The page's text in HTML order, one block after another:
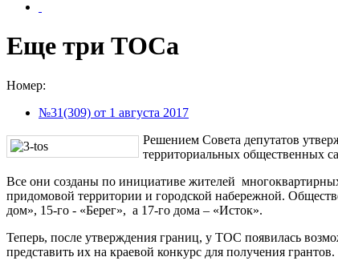
Еще три ТОСа
Номер:
№31(309) от 1 августа 2017
Решением Совета депутатов
территориальных общественных
Все они созданы по инициативе жителей
придомовой территории и городской набережной.
дом», 15-го - «Берег», а 17-го дома – «Исток».
Теперь, после утверждения границ, у ТОС появилась
представить их на краевой конкурс для получения грантов.